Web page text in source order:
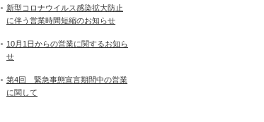
新型コロナウイルス感染拡大防止
に伴う営業時間短縮のお知らせ
10月1日からの営業に関するお知ら
せ
第4回 緊急事態宣言期間中の営業
に関して